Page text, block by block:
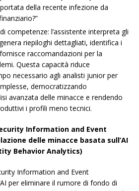
della recente infezione da
competenze: l’assistente interpreta gli
riepiloghi dettagliati, identifica i
raccomandazioni per la
Questa capacità riduce
necessario agli analisti junior per
democratizzando
avanzata delle minacce e rendendo
i profili meno tecnici.
Information and Event
delle minacce basata sull’AI
Behavior Analytics)
Information and Event
per eliminare il rumore di fondo di